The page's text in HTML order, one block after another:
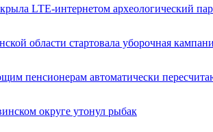
LTE-интернетом археологический
области стартовала уборочная
пенсионерам автоматически
округе утонул рыбак